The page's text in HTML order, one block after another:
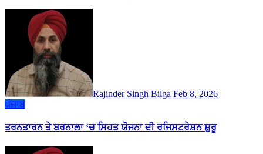
Rajinder Singh Bilga Feb 8, 2026
ਪੰਜਾਬ
ਤਰਨਤਾਰਨ ਤੇ ਬਰਨਾਲਾ ‘ਚ ਸਿਹਤ ਯੋਜਨਾ ਦੀ ਰਜਿਸਟਰੇਸ਼ਨ ਸ਼ੁਰੂ